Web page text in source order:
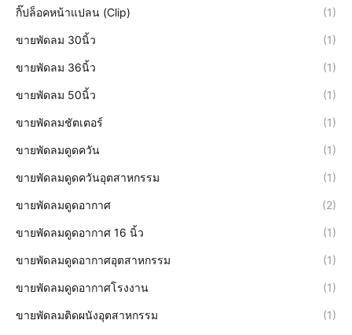
กิ๊ปล็อคหน้าแปลน (Clip) (1)
ขายพัดลม 30นิ้ว (1)
ขายพัดลม 36นิ้ว (1)
ขายพัดลม 50นิ้ว (1)
ขายพัดลมชัตเตอร์ (1)
ขายพัดลมดูดควัน (1)
ขายพัดลมดูดควันอุตสาหกรรม (1)
ขายพัดลมดูดอากาศ (2)
ขายพัดลมดูดอากาศ 16 นิ้ว (1)
ขายพัดลมดูดอากาศอุตสาหกรรม (1)
ขายพัดลมดูดอากาศโรงงาน (1)
ขายพัดลมติดผนังอุตสาหกรรม (1)